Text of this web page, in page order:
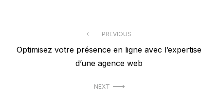
de
PREVIOUS
Previous
Optimisez votre présence en ligne avec l’expertise
d’une agence web
NEXT